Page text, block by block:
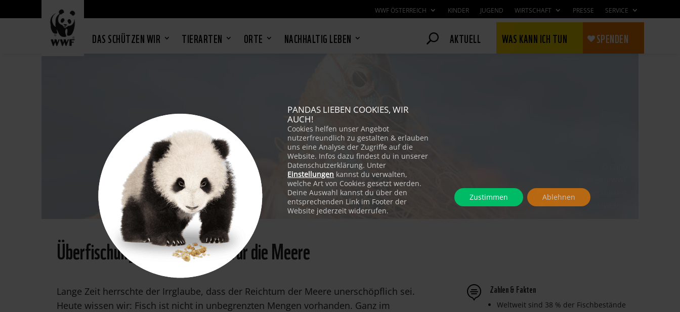
WWF ÖSTERREICH KINDER JUGEND WIRTSCHAFT PRESSE SERVICE
DAS SCHÜTZEN WIR TIERARTEN ORTE NACHHALTIG LEBEN AKTUELL WAS KANN ICH TUN SPENDEN
Mediterranean/F
ishMPABlue
Überfischung und ihre Folgen für die Meere
Lange Zeit herrschte der Irrglaube, dass der Reichtum der Meere unerschöpflich sei.
Heute wissen wir: Fisch ist nicht in unbegrenzten Mengen vorhanden. Ganz im
 Zahlen & Fakten
Weltweit sind 38 % der Fischbestände
PANDAS LIEBEN COOKIES, WIR
AUCH!
Cookies helfen unser Angebot
nutzerfreundlich zu gestalten & erlauben
uns eine Analyse der Zugriffe auf die
Website. Infos dazu findest du in unserer
Datenschutzerklärung. Unter
Einstellungen kannst du verwalten,
welche Art von Cookies gesetzt werden.
Deine Auswahl kannst du über den
entsprechenden Link im Footer der
Website jederzeit widerrufen.
Zustimmen Ablehnen